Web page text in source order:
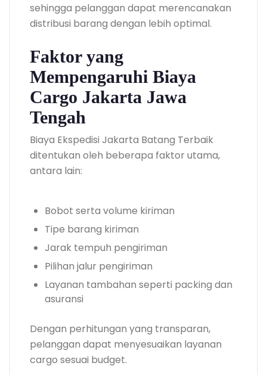
sehingga pelanggan dapat merencanakan
distribusi barang dengan lebih optimal.
Faktor yang
Mempengaruhi Biaya
Cargo Jakarta Jawa
Tengah
Biaya Ekspedisi Jakarta Batang Terbaik
ditentukan oleh beberapa faktor utama,
antara lain:
Bobot serta volume kiriman
Tipe barang kiriman
Jarak tempuh pengiriman
Pilihan jalur pengiriman
Layanan tambahan seperti packing dan
asuransi
Dengan perhitungan yang transparan,
pelanggan dapat menyesuaikan layanan
cargo sesuai budget.